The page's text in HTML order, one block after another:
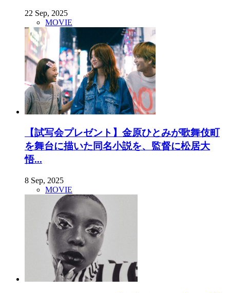
22 Sep, 2025
MOVIE
【試写会プレゼント】金原ひとみが歌舞伎町
を舞台に描いた同名小説を、監督に松居大
悟...
8 Sep, 2025
MOVIE